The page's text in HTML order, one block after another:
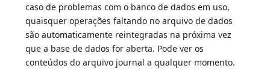
caso de problemas com o banco de dados em uso,
quaisquer operações faltando no arquivo de dados
são automaticamente reintegradas na próxima vez
que a base de dados for aberta. Pode ver os
conteúdos do arquivo journal a qualquer momento.